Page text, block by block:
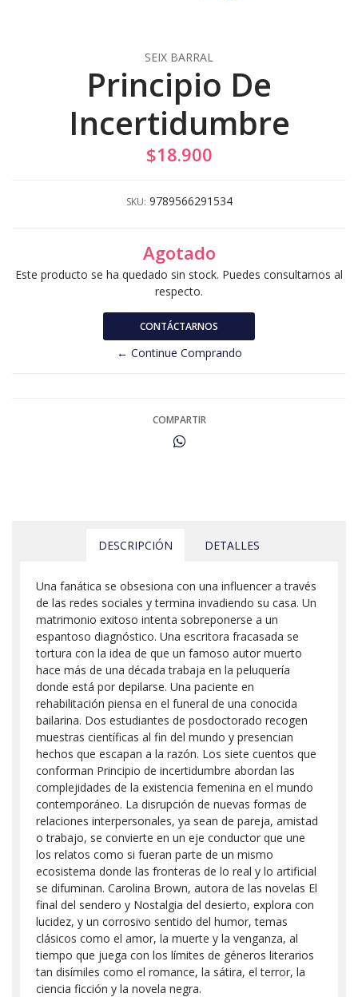
SEIX BARRAL
Principio De
Incertidumbre
$18.900
SKU: 9789566291534
Agotado
Este producto se ha quedado sin stock. Puedes consultarnos al
respecto.
CONTÁCTARNOS
← Continue Comprando
COMPARTIR
DESCRIPCIÓN DETALLES
Una fanática se obsesiona con una influencer a través
de las redes sociales y termina invadiendo su casa. Un
matrimonio exitoso intenta sobreponerse a un
espantoso diagnóstico. Una escritora fracasada se
tortura con la idea de que un famoso autor muerto
hace más de una década trabaja en la peluquería
donde está por depilarse. Una paciente en
rehabilitación piensa en el funeral de una conocida
bailarina. Dos estudiantes de posdoctorado recogen
muestras científicas al fin del mundo y presencian
hechos que escapan a la razón. Los siete cuentos que
conforman Principio de incertidumbre abordan las
complejidades de la existencia femenina en el mundo
contemporáneo. La disrupción de nuevas formas de
relaciones interpersonales, ya sean de pareja, amistad
o trabajo, se convierte en un eje conductor que une
los relatos como si fueran parte de un mismo
ecosistema donde las fronteras de lo real y lo artificial
se difuminan. Carolina Brown, autora de las novelas El
final del sendero y Nostalgia del desierto, explora con
lucidez, y un corrosivo sentido del humor, temas
clásicos como el amor, la muerte y la venganza, al
tiempo que juega con los límites de géneros literarios
tan disímiles como el romance, la sátira, el terror, la
ciencia ficción y la novela negra.